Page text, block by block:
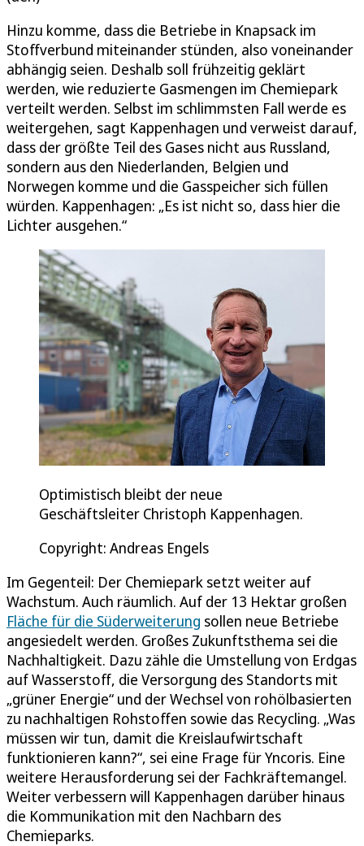
Hinzu komme, dass die Betriebe in Knapsack im
Stoffverbund miteinander stünden, also voneinander
abhängig seien. Deshalb soll frühzeitig geklärt
werden, wie reduzierte Gasmengen im Chemiepark
verteilt werden. Selbst im schlimmsten Fall werde es
weitergehen, sagt Kappenhagen und verweist darauf,
dass der größte Teil des Gases nicht aus Russland,
sondern aus den Niederlanden, Belgien und
Norwegen komme und die Gasspeicher sich füllen
würden. Kappenhagen: „Es ist nicht so, dass hier die
Lichter ausgehen.“
Optimistisch bleibt der neue
Geschäftsleiter Christoph Kappenhagen.
Copyright: Andreas Engels
Im Gegenteil: Der Chemiepark setzt weiter auf
Wachstum. Auch räumlich. Auf der 13 Hektar großen
Fläche für die Süderweiterung sollen neue Betriebe
angesiedelt werden. Großes Zukunftsthema sei die
Nachhaltigkeit. Dazu zähle die Umstellung von Erdgas
auf Wasserstoff, die Versorgung des Standorts mit
„grüner Energie“ und der Wechsel von rohölbasierten
zu nachhaltigen Rohstoffen sowie das Recycling. „Was
müssen wir tun, damit die Kreislaufwirtschaft
funktionieren kann?“, sei eine Frage für Yncoris. Eine
weitere Herausforderung sei der Fachkräftemangel.
Weiter verbessern will Kappenhagen darüber hinaus
die Kommunikation mit den Nachbarn des
Chemieparks.